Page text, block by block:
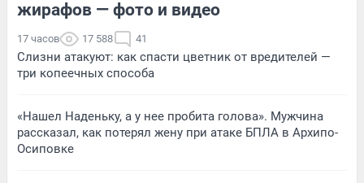
жирафов — фото и видео
17 часов 17 588 41
Слизни атакуют: как спасти цветник от вредителей —
три копеечных способа
«Нашел Наденьку, а у нее пробита голова». Мужчина
рассказал, как потерял жену при атаке БПЛА в Архипо-
Осиповке